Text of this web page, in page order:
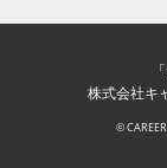
株式会社キ
©